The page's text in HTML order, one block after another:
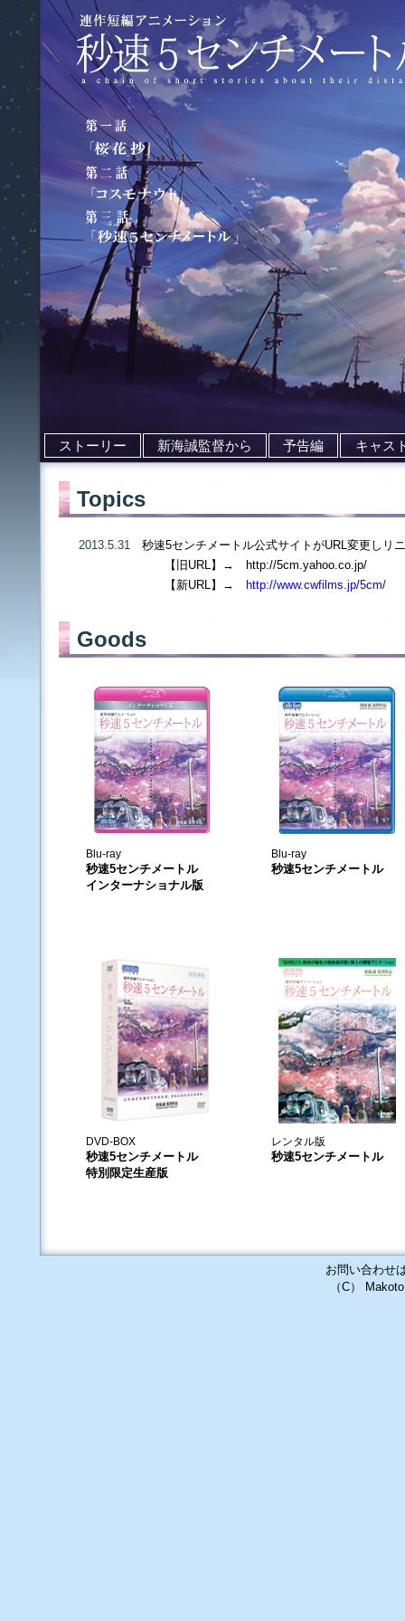
ストーリー 新海誠監督から 予告編 キャス
Topics
2013.5.31
秒速5センチメートル公式サイトがURL変更しリ
【旧URL】→ http://5cm.yahoo.co.jp/
【新URL】→
http://www.cwfilms.jp/5cm/
Goods
Blu-ray
秒速5センチメートル
インターナショナル版
Blu-ray
秒速5センチメートル
DVD-BOX
秒速5センチメートル
特別限定生産版
レンタル版
秒速5センチメートル
お問い合わせ
（C）